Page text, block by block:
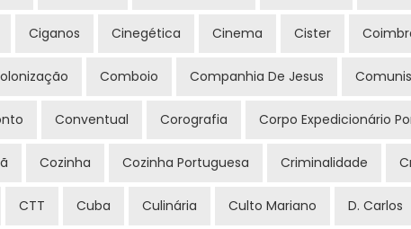
Ciganos Cinegética Cinema Cister
Comboio Companhia De Jesus
Conventual Corografia Corpo Expedicionário
Cozinha Cozinha Portuguesa Criminalidade
CTT Cuba Culinária Culto Mariano D. Carlos